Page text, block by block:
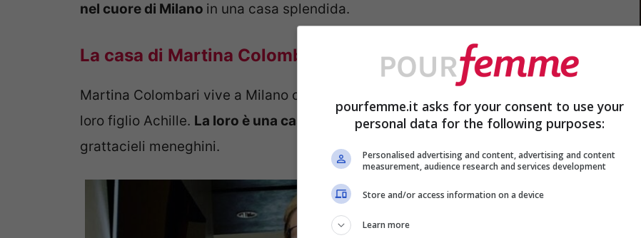
nel cuore di Milano in una casa splendida.
La casa di Martina Colombari nel cuore di Milano
Martina Colombari vive a Milano con suo marito, l’ex calciatore Billy Costacurta e
loro figlio Achille. La loro è una casa moderna ma molto chicche ha come vista i
grattacieli meneghini.
pourfemme.it asks for your consent to use your
personal data for the following purposes:
Personalised advertising and content, advertising and content
measurement, audience research and services development
Store and/or access information on a device
Learn more